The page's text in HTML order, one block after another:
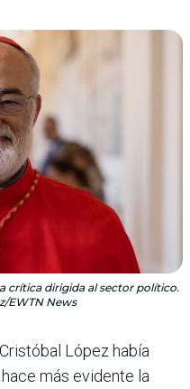
crítica dirigida al sector político.
EWTN News
López había
más evidente la